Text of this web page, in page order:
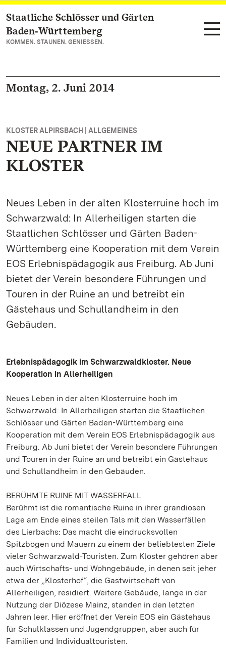
Zum Hauptinhalt springen
Staatliche Schlösser und Gärten
Baden‑Württemberg
KOMMEN. STAUNEN. GENIESSEN.
Montag, 2. Juni 2014
KLOSTER ALPIRSBACH | ALLGEMEINES
NEUE PARTNER IM
KLOSTER
Neues Leben in der alten Klosterruine hoch im
Schwarzwald: In Allerheiligen starten die
Staatlichen Schlösser und Gärten Baden-
Württemberg eine Kooperation mit dem Verein
EOS Erlebnispädagogik aus Freiburg. Ab Juni
bietet der Verein besondere Führungen und
Touren in der Ruine an und betreibt ein
Gästehaus und Schullandheim in den
Gebäuden.
Erlebnispädagogik im Schwarzwaldkloster. Neue
Kooperation in Allerheiligen
Neues Leben in der alten Klosterruine hoch im
Schwarzwald: In Allerheiligen starten die Staatlichen
Schlösser und Gärten Baden-Württemberg eine
Kooperation mit dem Verein EOS Erlebnispädagogik aus
Freiburg. Ab Juni bietet der Verein besondere Führungen
und Touren in der Ruine an und betreibt ein Gästehaus
und Schullandheim in den Gebäuden.
BERÜHMTE RUINE MIT WASSERFALL
Berühmt ist die romantische Ruine in ihrer grandiosen
Lage am Ende eines steilen Tals mit den Wasserfällen
des Lierbachs: Das macht die eindrucksvollen
Spitzbögen und Mauern zu einem der beliebtesten Ziele
vieler Schwarzwald-Touristen. Zum Kloster gehören aber
auch Wirtschafts- und Wohngebäude, in denen seit jeher
etwa der „Klosterhof“, die Gastwirtschaft von
Allerheiligen, residiert. Weitere Gebäude, lange in der
Nutzung der Diözese Mainz, standen in den letzten
Jahren leer. Hier eröffnet der Verein EOS ein Gästehaus
für Schulklassen und Jugendgruppen, aber auch für
Familien und Individualtouristen.